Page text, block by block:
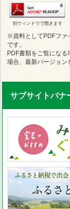
別ウィンドウで開きます
※資料としてPDFファ
です。
PDF書類をご覧にな
場合、最新バージョン
サブサイトバナ